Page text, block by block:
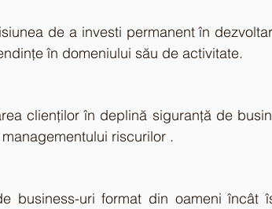
de a investi permanent în
în domeniului său de activitate.
clienților în deplină siguranță de
riscurilor .
business-uri format din oameni încât